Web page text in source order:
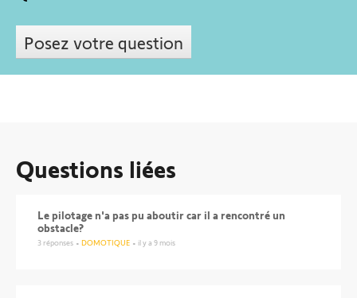
Posez votre question
Questions liées
Le pilotage n'a pas pu aboutir car il a rencontré un
obstacle?
3 réponses DOMOTIQUE il y a 9 mois